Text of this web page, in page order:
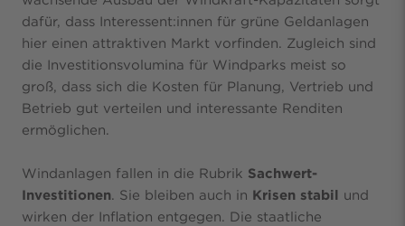
dafür, dass Interessent:innen für grüne Geldanlagen
hier einen attraktiven Markt vorfinden. Zugleich sind
die Investitionsvolumina für Windparks meist so
groß, dass sich die Kosten für Planung, Vertrieb und
Betrieb gut verteilen und interessante Renditen
ermöglichen.
Windanlagen fallen in die Rubrik Sachwert-
Investitionen. Sie bleiben auch in Krisen stabil und
wirken der Inflation entgegen. Die staatliche